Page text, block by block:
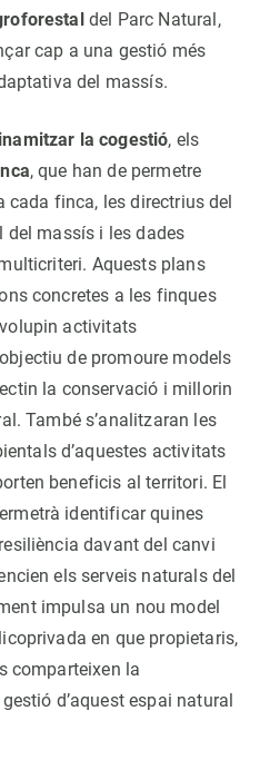
del Parc Natural,
cap a una gestió més
del massís.
la cogestió, els
, que han de permetre
cada finca, les directrius del
del massís i les dades
Aquests plans
concretes a les finques
activitats
de promoure models
la conservació i millorin
També s’analitzaran les
d’aquestes activitats
beneficis al territori. El
identificar quines
davant del canvi
els serveis naturals del
impulsa un nou model
en que propietaris,
comparteixen la
d’aquest espai natural